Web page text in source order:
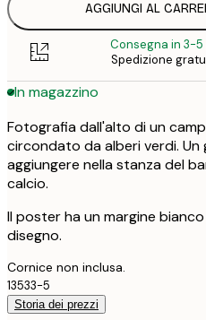
AGGIUNGI AL
Consegna in 3-
Spedizione
In magazzino
Fotografia dall'alto di un
circondato da alberi verdi.
aggiungere nella stanza del
calcio.
Il poster ha un margine
disegno.
Cornice non inclusa.
13533-5
Storia dei prezzi